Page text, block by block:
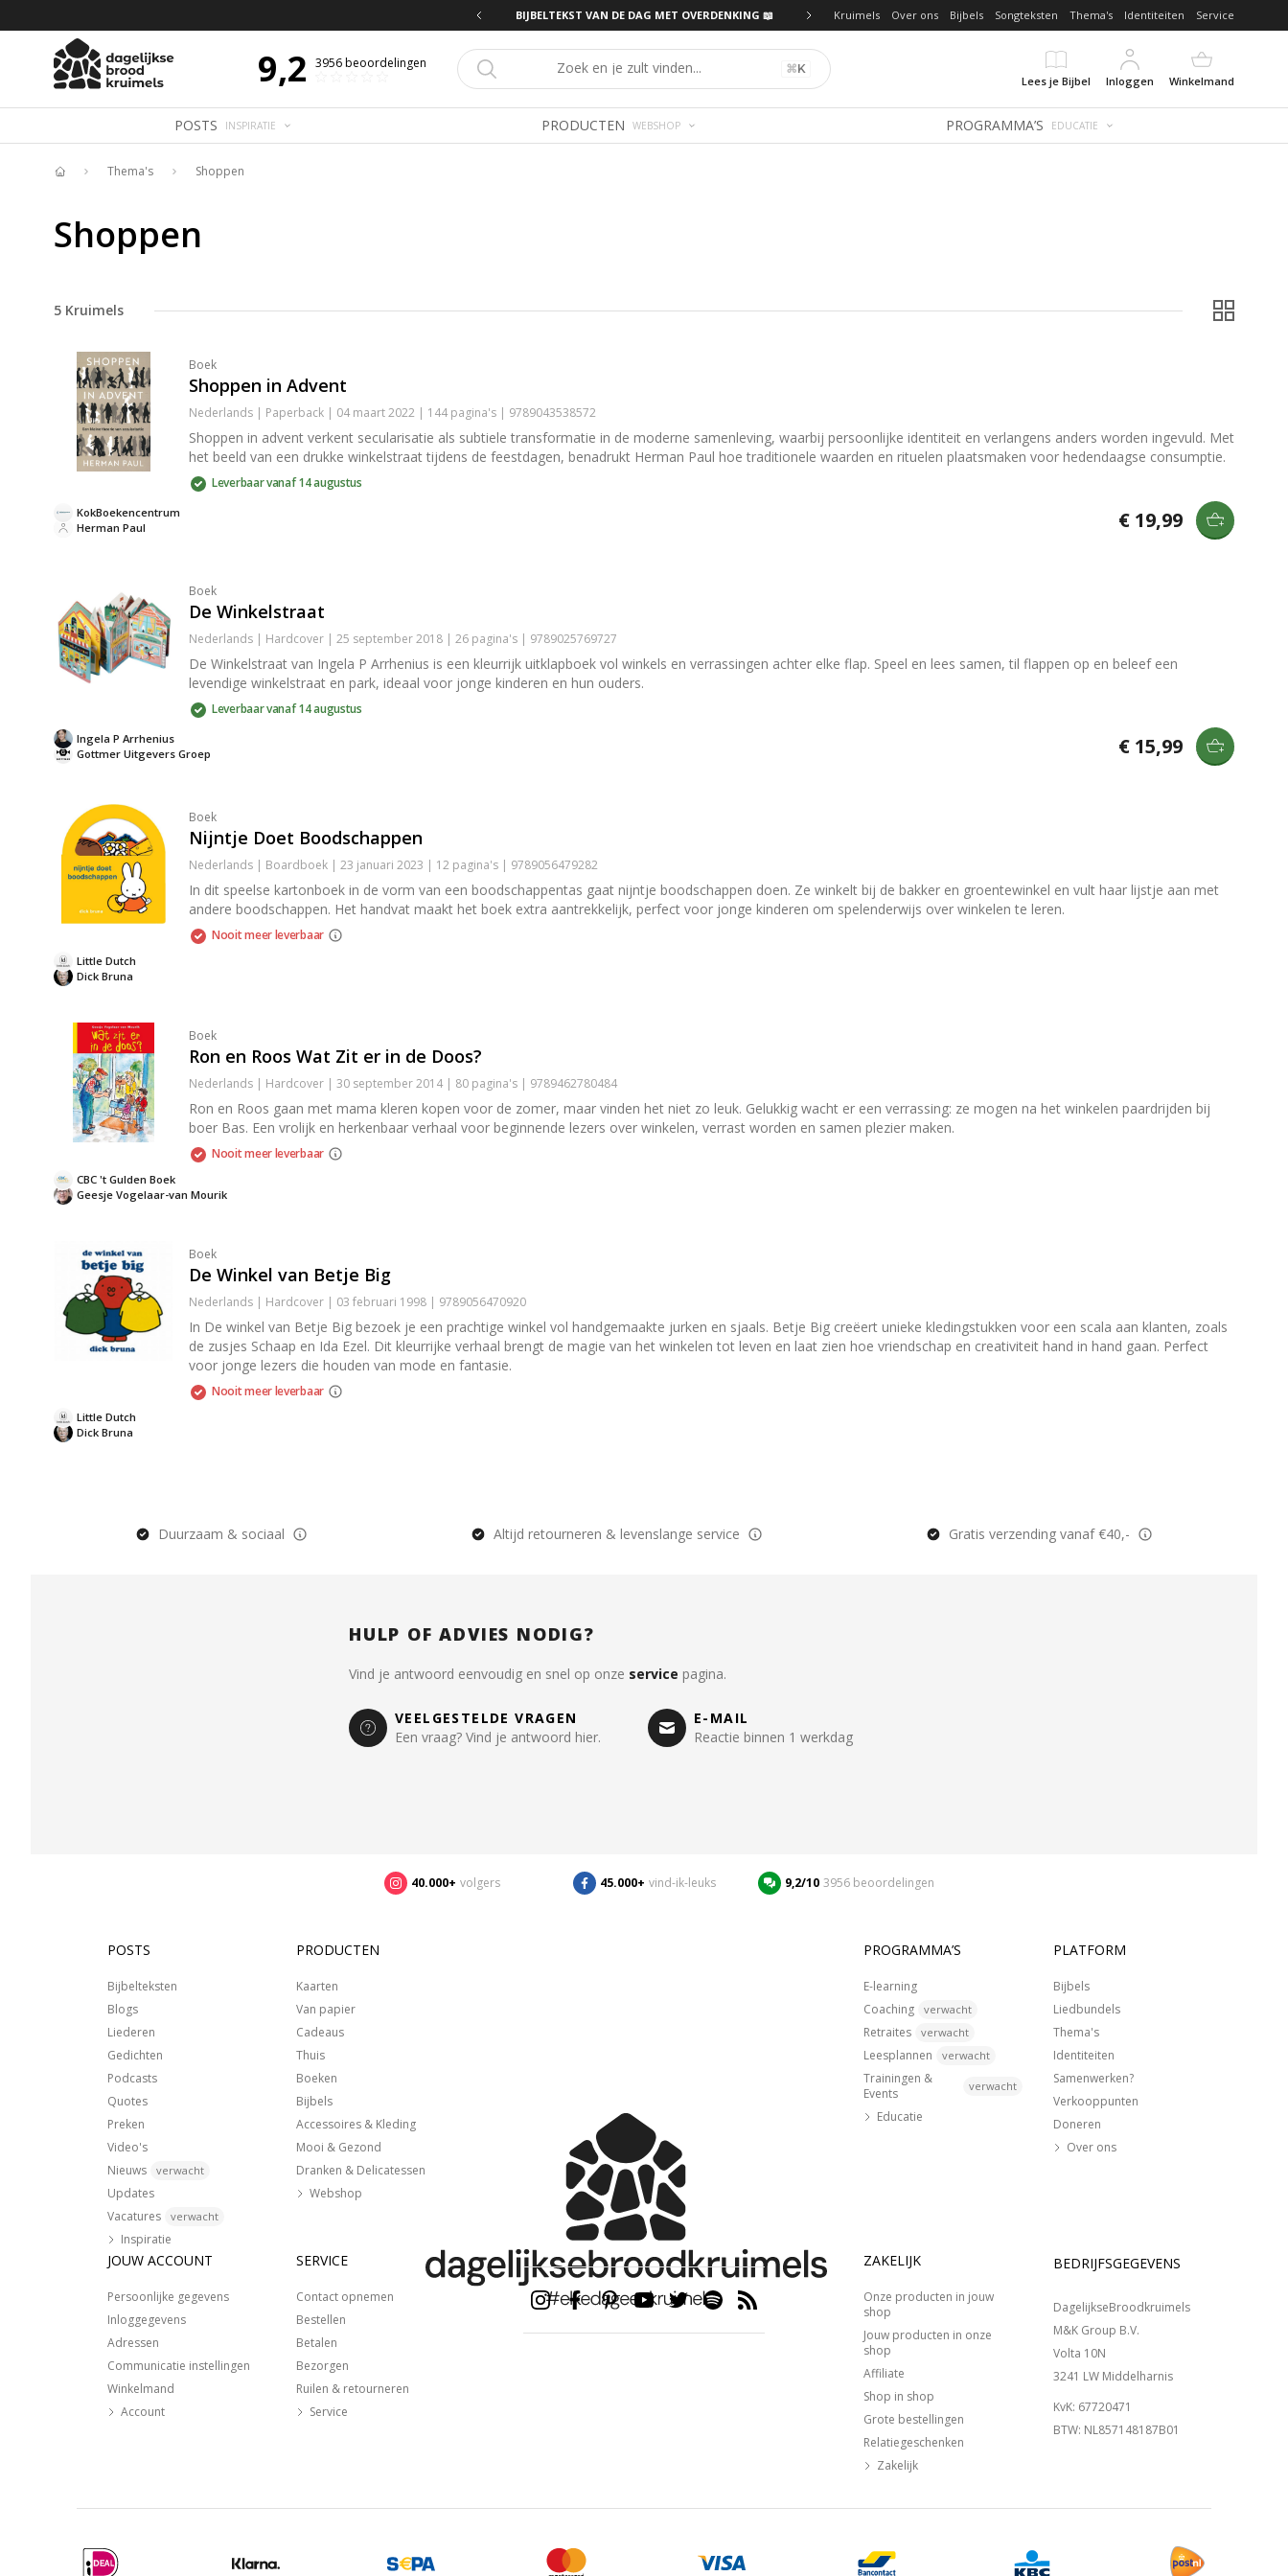
BIJBELTEKST VAN DE DAG MET OVERDENKING 📖 Kruimels Over ons Bijbels Songteksten Thema's Identiteiten Service
9,2 3956beoordelingen ⌘K
Lees je Bijbel
Inloggen Winkelmand
POSTS INSPIRATIE PRODUCTEN WEBSHOP PROGRAMMA’S EDUCATIE
Thema's Shoppen
Shoppen
5 Kruimels
Boek
Shoppen in Advent
Nederlands | Paperback | 04 maart 2022 | 144 pagina's | 9789043538572
Shoppen in advent verkent secularisatie als subtiele transformatie in de moderne samenleving, waarbij persoonlijke identiteit en verlangens anders worden ingevuld. Met
het beeld van een drukke winkelstraat tijdens de feestdagen, benadrukt Herman Paul hoe traditionele waarden en rituelen plaatsmaken voor hedendaagse consumptie.
Leverbaar vanaf 14 augustus
Herman Paul
KokBoekencentrum € 19,99
Boek
De Winkelstraat
Nederlands | Hardcover | 25 september 2018 | 26 pagina's | 9789025769727
De Winkelstraat van Ingela P Arrhenius is een kleurrijk uitklapboek vol winkels en verrassingen achter elke flap. Speel en lees samen, til flappen op en beleef een
levendige winkelstraat en park, ideaal voor jonge kinderen en hun ouders.
Leverbaar vanaf 14 augustus
Gottmer Uitgevers Groep
Ingela P Arrhenius € 15,99
Boek
Nijntje Doet Boodschappen
Nederlands | Boardboek | 23 januari 2023 | 12 pagina's | 9789056479282
In dit speelse kartonboek in de vorm van een boodschappentas gaat nijntje boodschappen doen. Ze winkelt bij de bakker en groentewinkel en vult haar lijstje aan met
andere boodschappen. Het handvat maakt het boek extra aantrekkelijk, perfect voor jonge kinderen om spelenderwijs over winkelen te leren.
Nooit meer leverbaar
Dick Bruna
Little Dutch
Boek
Ron en Roos Wat Zit er in de Doos?
Nederlands | Hardcover | 30 september 2014 | 80 pagina's | 9789462780484
Ron en Roos gaan met mama kleren kopen voor de zomer, maar vinden het niet zo leuk. Gelukkig wacht er een verrassing: ze mogen na het winkelen paardrijden bij
boer Bas. Een vrolijk en herkenbaar verhaal voor beginnende lezers over winkelen, verrast worden en samen plezier maken.
Nooit meer leverbaar
Geesje Vogelaar-van Mourik
CBC 't Gulden Boek
Boek
De Winkel van Betje Big
Nederlands | Hardcover | 03 februari 1998 | 9789056470920
In De winkel van Betje Big bezoek je een prachtige winkel vol handgemaakte jurken en sjaals. Betje Big creëert unieke kledingstukken voor een scala aan klanten, zoals
de zusjes Schaap en Ida Ezel. Dit kleurrijke verhaal brengt de magie van het winkelen tot leven en laat zien hoe vriendschap en creativiteit hand in hand gaan. Perfect
voor jonge lezers die houden van mode en fantasie.
Nooit meer leverbaar
Dick Bruna
Little Dutch
Duurzaam & sociaal Altijd retourneren & levenslange service Gratis verzending vanaf €40,-
HULP OF ADVIES NODIG?
Vind je antwoord eenvoudig en snel op onze service pagina.
VEELGESTELDE VRAGEN
Een vraag? Vind je antwoord hier.
E-MAIL
Reactie binnen 1 werkdag
40.000+ volgers 45.000+ vind-ik-leuks 9,2/10 3956 beoordelingen
POSTS
Bijbelteksten
Blogs
Liederen
Gedichten
Podcasts
Quotes
Preken
Video's
Nieuws
verwacht
Updates
Vacatures
verwacht
Inspiratie
PRODUCTEN
Kaarten
Van papier
Cadeaus
Thuis
Boeken
Bijbels
Accessoires & Kleding
Mooi & Gezond
Dranken & Delicatessen
Webshop
PROGRAMMA’S
E-learning
Coaching
verwacht
Retraites verwacht
Leesplannen verwacht
Trainingen &
Events
verwacht
Educatie
PLATFORM
Bijbels
Liedbundels
Thema's
Identiteiten
Samenwerken?
Verkooppunten
Doneren
Over ons
JOUW ACCOUNT
Persoonlijke gegevens
Inloggegevens
Adressen
Communicatie instellingen
Winkelmand
Account
SERVICE
Contact opnemen
Bestellen
Betalen
Bezorgen
Ruilen & retourneren
Service
ZAKELIJK
Onze producten in jouw
shop
Jouw producten in onze
shop
Affiliate
Shop in shop
Grote bestellingen
Relatiegeschenken
Zakelijk
BEDRIJFSGEGEVENS
DagelijkseBroodkruimels
M&K Group B.V.
Volta 10N
3241 LW Middelharnis
KvK: 67720471
BTW: NL857148187B01